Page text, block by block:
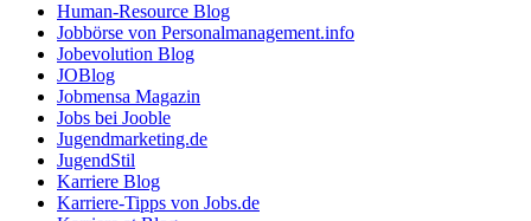
Human-Resource Blog
Jobbörse von Personalmanagement.info
Jobevolution Blog
JOBlog
Jobmensa Magazin
Jobs bei Jooble
Jugendmarketing.de
JugendStil
Karriere Blog
Karriere-Tipps von Jobs.de